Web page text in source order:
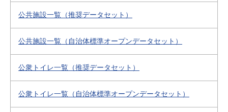
公共施設一覧（推奨データセット）
公共施設一覧（自治体標準オープンデータセット）
公衆トイレ一覧（推奨データセット）
公衆トイレ一覧（自治体標準オープンデータセット）